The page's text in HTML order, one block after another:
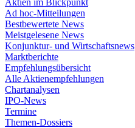
Aktien im Blickpunkt
Ad hoc-Mitteilungen
Bestbewertete News
Meistgelesene News
Konjunktur- und Wirtschaftsnews
Marktberichte
Empfehlungsübersicht
Alle Aktienempfehlungen
Chartanalysen
IPO-News
Termine
Themen-Dossiers